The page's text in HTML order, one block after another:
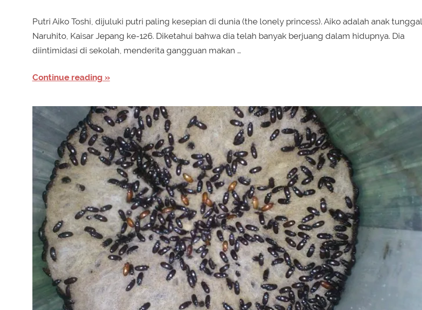
Putri Aiko Toshi, dijuluki putri paling kesepian di dunia (the lonely princess). Aiko adalah anak tunggal
Naruhito, Kaisar Jepang ke-126. Diketahui bahwa dia telah banyak berjuang dalam hidupnya. Dia
diintimidasi di sekolah, menderita gangguan makan …
Continue reading